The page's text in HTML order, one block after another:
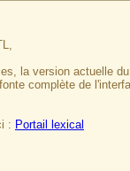
la version actuelle
complète de
: Portail lexical